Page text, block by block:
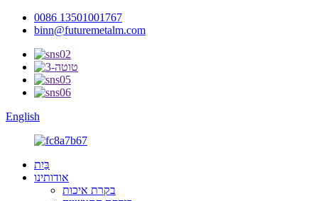
0086 13501001767
binn@futuremetalm.com
English
בַּיִת
אודותינו
בקרת איכות